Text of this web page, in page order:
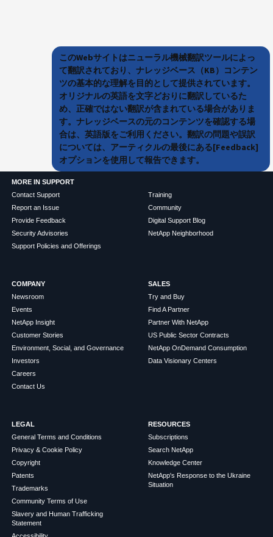
このWebサイトはニューラル機械翻訳ツールによっ
て翻訳されており、ナレッジベース（KB）コンテン
ツの基本的な理解を目的として提供されています。
オリジナルの英語を文字どおりに翻訳しているた
め、正確ではない翻訳が含まれている場合がありま
す。ナレッジベースの元のコンテンツを確認する場
合は、英語版をご利用ください。翻訳の問題や誤訳
については、アーティクルの最後にある[Feedback]
オプションを使用して報告できます。
MORE IN SUPPORT
Contact Support
Report an Issue
Provide Feedback
Security Advisories
Support Policies and Offerings
Training
Community
Digital Support Blog
NetApp Neighborhood
COMPANY
Newsroom
Events
NetApp Insight
Customer Stories
Environment, Social, and Governance
Investors
Careers
Contact Us
SALES
Try and Buy
Find A Partner
Partner With NetApp
US Public Sector Contracts
NetApp OnDemand Consumption
Data Visionary Centers
LEGAL
General Terms and Conditions
Privacy & Cookie Policy
Copyright
Patents
Trademarks
Community Terms of Use
Slavery and Human Trafficking
Statement
RESOURCES
Subscriptions
Search NetApp
Knowledge Center
NetApp's Response to the Ukraine
Situation